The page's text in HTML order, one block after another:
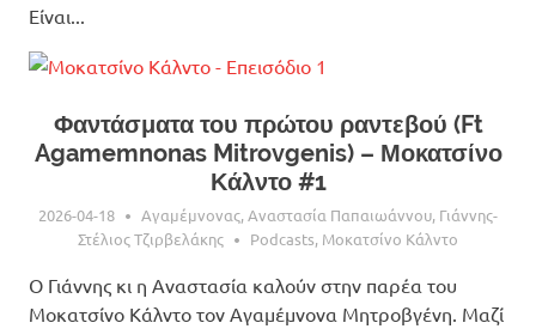
Είναι...
Φαντάσματα του πρώτου ραντεβού (Ft
Agamemnonas Mitrovgenis) – Μοκατσίνο
Κάλντο #1
2026-04-18 Aγαμέμνονας,Αναστασία Παπαιωάννου, Γιάννης-
Στέλιος Τζιρβελάκης
Podcasts, Μοκατσίνο Κάλντο
O Γιάννης κι η Αναστασία καλούν στην παρέα του
Μοκατσίνο Κάλντο τον Αγαμέμνονα Μητροβγένη. Μαζί